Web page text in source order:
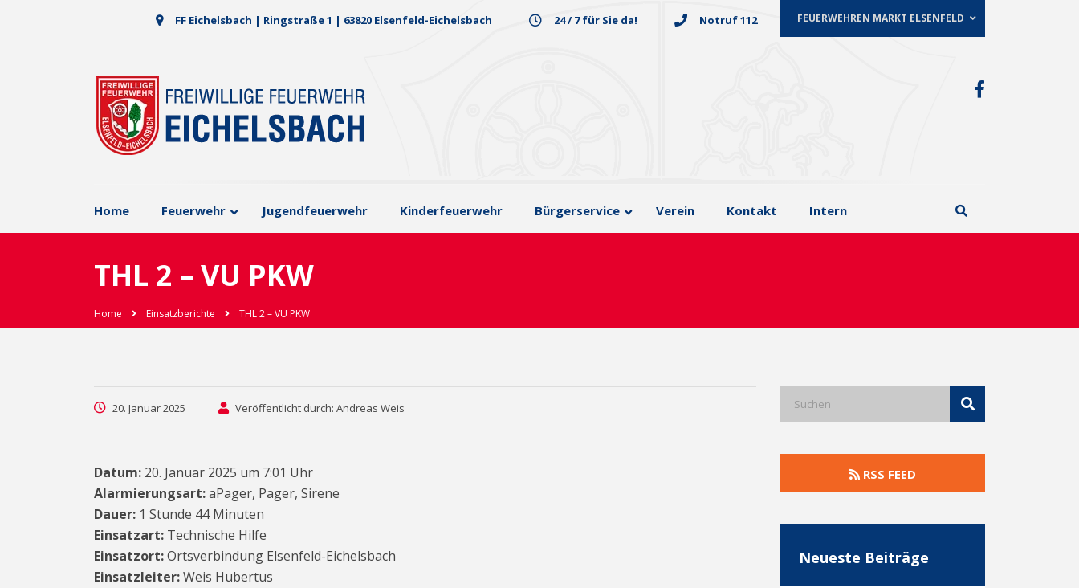
FEUERWEHREN MARKT ELSENFELD
FF Eichelsbach | Ringstraße 1 | 63820 Elsenfeld-Eichelsbach 24 / 7 für Sie da! Notruf 112
Home Feuerwehr Jugendfeuerwehr Kinderfeuerwehr Bürgerservice Verein Kontakt Intern
THL 2 – VU PKW
Home Einsatzberichte THL 2 – VU PKW
20. Januar 2025 Veröffentlicht durch: Andreas Weis
Datum: 20. Januar 2025 um 7:01 Uhr
Alarmierungsart:aPager, Pager, Sirene
Dauer: 1 Stunde 44 Minuten
Einsatzart: Technische Hilfe
Einsatzort:Ortsverbindung Elsenfeld-Eichelsbach
Einsatzleiter:Weis Hubertus
RSS FEED
Neueste Beiträge